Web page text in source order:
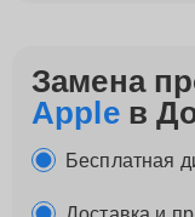
Замена
Appleв
Бесплатная